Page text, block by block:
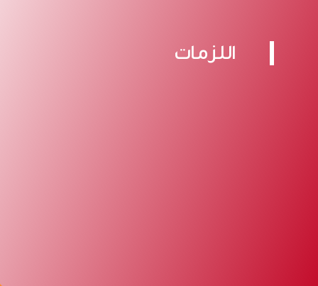
اللزمات